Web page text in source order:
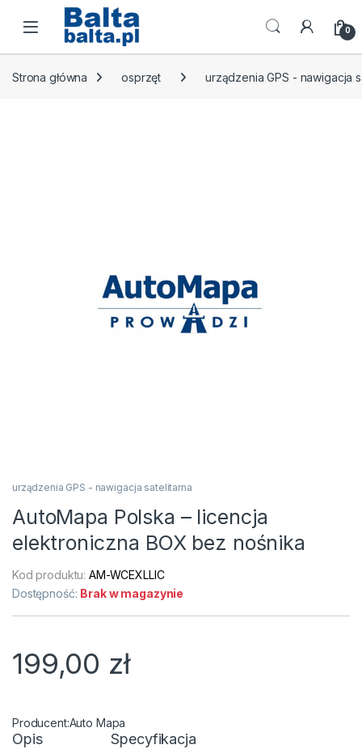
Skip to navigation
Skip to content
Open 0
Strona główna osprzęt urządzenia GPS - nawigacja
urządzenia GPS - nawigacja satelitarna
AutoMapa Polska – licencja
elektroniczna BOX bez nośnika
Kod produktu:AM-WCEXLLIC
Dostępność: Brak w magazynie
199,00 zł
Auto Mapa
Opis Specyfikacja